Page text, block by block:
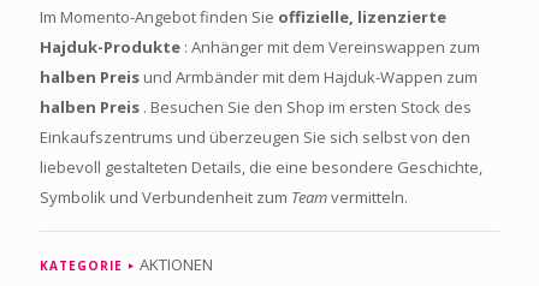
Im Momento-Angebot finden Sie offizielle, lizenzierte
Hajduk-Produkte : Anhänger mit dem Vereinswappen zum
halben Preis und Armbänder mit dem Hajduk-Wappen zum
halben Preis . Besuchen Sie den Shop im ersten Stock des
Einkaufszentrums und überzeugen Sie sich selbst von den
liebevoll gestalteten Details, die eine besondere Geschichte,
Symbolik und Verbundenheit zum Teamvermitteln.
KATEGORIE AKTIONEN